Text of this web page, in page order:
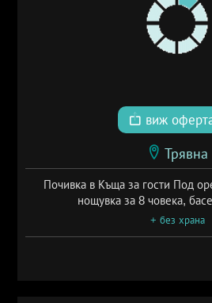
виж
Трявна
Почивка в Къща за гости Под
нощувка за 8 човека,
+ без храна